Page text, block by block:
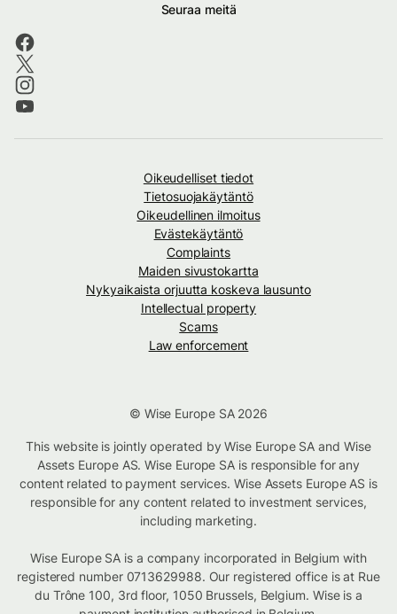
Seuraa meitä
Oikeudelliset tiedot
Tietosuojakäytäntö
Oikeudellinen ilmoitus
Evästekäytäntö
Complaints
Maiden sivustokartta
Nykyaikaista orjuutta koskeva lausunto
Intellectual property
Scams
Law enforcement
© Wise Europe SA 2026
This website is jointly operated by Wise Europe SA and Wise
Assets Europe AS. Wise Europe SA is responsible for any
content related to payment services. Wise Assets Europe AS is
responsible for any content related to investment services,
including marketing.
Wise Europe SA is a company incorporated in Belgium with
registered number 0713629988. Our registered office is at Rue
du Trône 100, 3rd floor, 1050 Brussels, Belgium. Wise is a